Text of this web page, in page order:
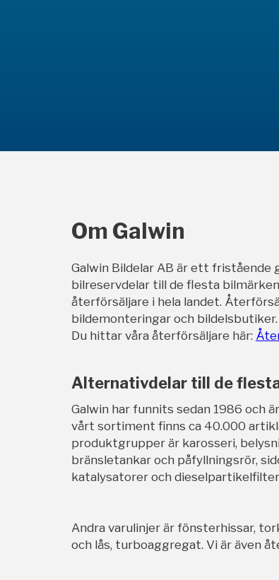
Om Galwin
Galwin Bildelar AB är ett
bilreservdelar till de flesta
återförsäljare i hela landet.
bildemonteringar och bildelsbutiker.
Du hittar våra återförsäljare här:
Alternativdelar till de
Galwin har funnits sedan 1986 och
vårt sortiment finns ca 40.000
produktgrupper är karosseri,
bränsletankar och påfyllningsrör,
katalysatorer och
Andra varulinjer är fönsterhissar,
och lås, turboaggregat. Vi är även